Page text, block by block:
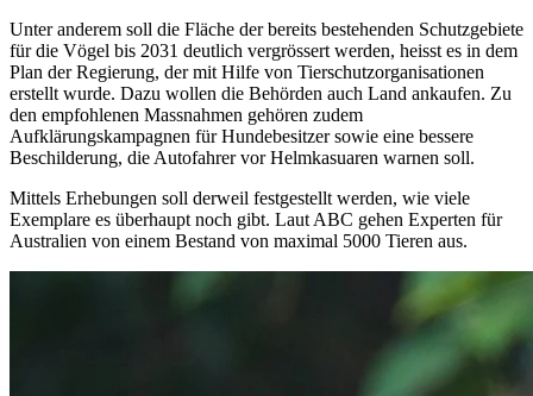
Unter anderem soll die Fläche der bereits bestehenden Schutzgebiete
für die Vögel bis 2031 deutlich vergrössert werden, heisst es in dem
Plan der Regierung, der mit Hilfe von Tierschutzorganisationen
erstellt wurde. Dazu wollen die Behörden auch Land ankaufen. Zu
den empfohlenen Massnahmen gehören zudem
Aufklärungskampagnen für Hundebesitzer sowie eine bessere
Beschilderung, die Autofahrer vor Helmkasuaren warnen soll.
Mittels Erhebungen soll derweil festgestellt werden, wie viele
Exemplare es überhaupt noch gibt. Laut ABC gehen Experten für
Australien von einem Bestand von maximal 5000 Tieren aus.